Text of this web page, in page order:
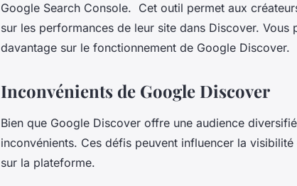
Google Search Console. Cet outil permet aux
sur les performances de leur site dans Discover. Vous
davantage sur le fonctionnement de Google Discover.
Inconvénients de Google Discover
Bien que Google Discover offre une audience
inconvénients. Ces défis peuvent influencer la
sur la plateforme.